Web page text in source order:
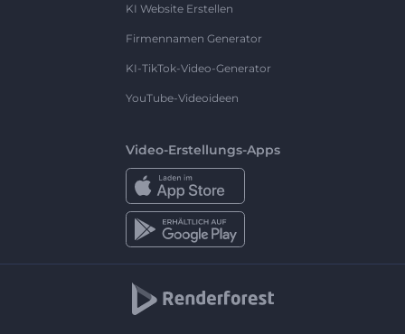
KI Website Erstellen
Firmennamen Generator
KI-TikTok-Video-Generator
YouTube-Videoideen
Video-Erstellungs-Apps